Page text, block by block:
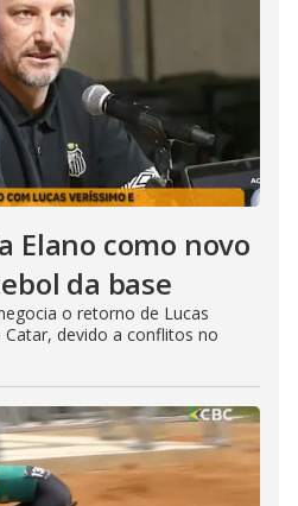
Elano como novo
da base
o retorno de Lucas
devido a conflitos no